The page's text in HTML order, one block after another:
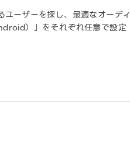
ーザーを探し、最適なオーディ
）」をそれぞれ任意で設定